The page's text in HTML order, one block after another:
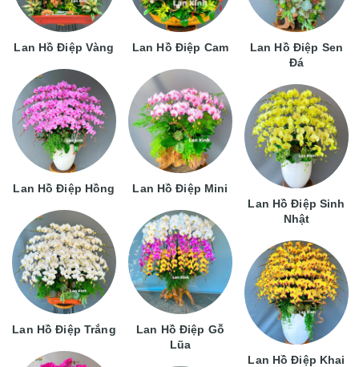
Lan Hồ Điệp Vàng
Lan Hồ Điệp Hồng
Lan Hồ Điệp Trắng
Lan Hồ Điệp Cam
Lan Hồ Điệp Mini
Lan Hồ Điệp Gỗ
Lũa
Lan Hồ Điệp Sen
Đá
Lan Hồ Điệp Sinh
Nhật
Lan Hồ Điệp Khai